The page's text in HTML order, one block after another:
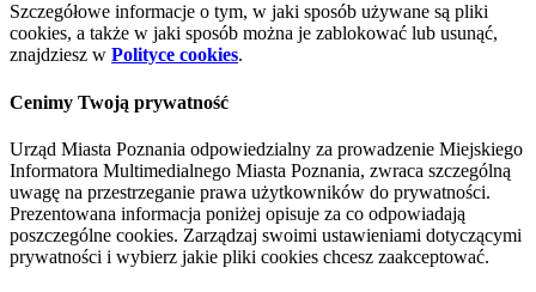
Szczegółowe informacje o tym, w jaki sposób używane są pliki
cookies, a także w jaki sposób można je zablokować lub usunąć,
znajdziesz w Polityce cookies.
Cenimy Twoją prywatność
Urząd Miasta Poznania odpowiedzialny za prowadzenie Miejskiego
Informatora Multimedialnego Miasta Poznania, zwraca szczególną
uwagę na przestrzeganie prawa użytkowników do prywatności.
Prezentowana informacja poniżej opisuje za co odpowiadają
poszczególne cookies. Zarządzaj swoimi ustawieniami dotyczącymi
prywatności i wybierz jakie pliki cookies chcesz zaakceptować.